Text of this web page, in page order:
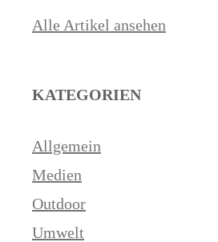
Alle Artikel ansehen
KATEGORIEN
Allgemein
Medien
Outdoor
Umwelt